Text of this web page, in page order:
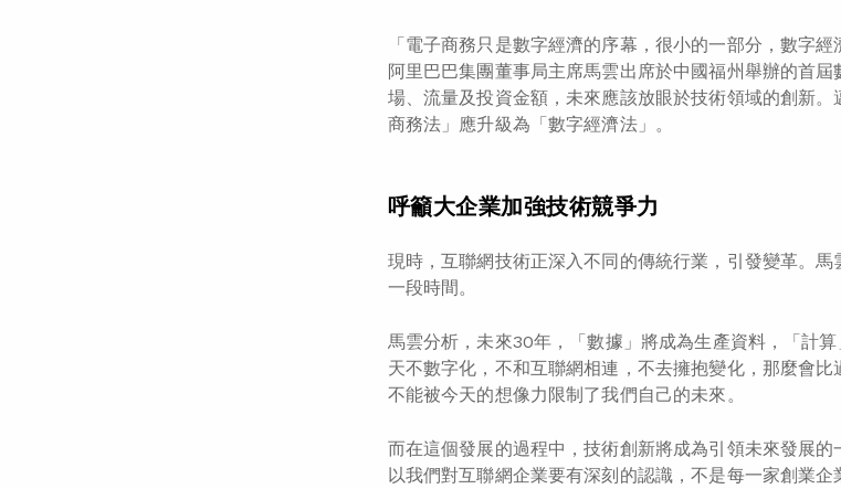
「電子商務只是數字經濟的序幕，很小的一部分，數字
阿里巴巴集團董事局主席馬雲出席於中國福州舉辦的首
場、流量及投資金額，未來應該放眼於技術領域的創新
商務法」應升級為「數字經濟法」。
呼籲大企業加強技術競爭力
現時，互聯網技術正深入不同的傳統行業，引發變革。
一段時間。
馬雲分析，未來30年，「數據」將成為生產資料，「計
天不數字化，不和互聯網相連，不去擁抱變化，那麼會
不能被今天的想像力限制了我們自己的未來。
而在這個發展的過程中，技術創新將成為引領未來發展
以我們對互聯網企業要有深刻的認識，不是每一家創業